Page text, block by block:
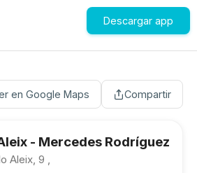
Descargar app
en Google Maps Compartir
- Mercedes Rodríguez
Aleix, 9 ,